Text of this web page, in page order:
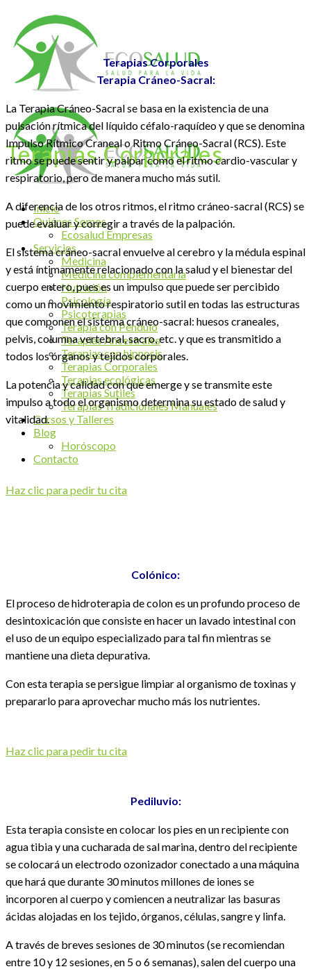
Inicio
Quiénes Somos
Ecosalud Empresas
Servicios
Medicina
Medicina complementaria
Nutrición
Psicología
Psicoterapias
Terapia con Péndulo
Terapias Ancestrales
Terapias con hipnosis
Terapias Corporales
Terapias ecológicas
Terapias Sutiles
Terapias Tradicionales Manuales
Cursos y Talleres
Blog
Horóscopo
Contacto
Terapias Corporales
Terapias Corporales
Terapia Cráneo-Sacral:
La Terapia Cráneo-Sacral se basa en la existencia de una
pulsación rítmica del líquido céfalo-raquídeo y que se denomina
Impulso Rítmico Craneal o Ritmo Cráneo-Sacral (RCS). Este
ritmo se puede sentir y palpar como el ritmo cardio-vascular y
respiratorio, pero de manera mucho más sutil.
A diferencia de los otros ritmos, el ritmo cráneo-sacral (RCS) se
puede evaluar y corregir a través de la palpación.
El sistema cráneo-sacral envuelve al cerebro y la médula espinal
y está íntimamente relacionado con la salud y el bienestar del
cuerpo entero, pues es un impulso que puede ser percibido
como un movimiento respiratorio sutil en todas las estructuras
que componen el sistema cráneo-sacral: huesos craneales,
pelvis, columna vertebral, sacro, etc. y que es transmitido a
todos los órganos y tejidos corporales.
La potencia y calidad con que emerge y se transmite este
impulso a todo el organismo determina su estado de salud y
vitalidad.
Haz clic para pedir tu cita
Colónico:
El proceso de hidroterapia de colon es un profundo proceso de
desintoxicación que consiste en hacer un lavado intestinal con
el uso de un equipo especializado para tal fin mientras se
mantiene una dieta depurativa.
Con esta terapia se persigue limpiar al organismo de toxinas y
prepararlo para aprovechar mucho más los nutrientes.
Haz clic para pedir tu cita
Pediluvio:
Esta terapia consiste en colocar los pies en un recipiente con
agua tibia y una cucharada de sal marina, dentro del recipiente
se colocará un electrodo ozonizador conectado a una máquina
que hará que durante 30 minutos millones de iones se
incorporen al cuerpo y comiencen a neutralizar las basuras
ácidas alojadas en los tejido, órganos, células, sangre y linfa.
A través de breves sesiones de 30 minutos (se recomiendan
entre 10 y 12 sesiones, en 5 o 6 semanas), salen del cuerpo una